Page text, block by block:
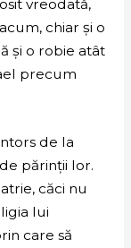
vreodată,
chiar și o
și o robie atât
precum
de la
părinții lor.
căci nu
lui
care să